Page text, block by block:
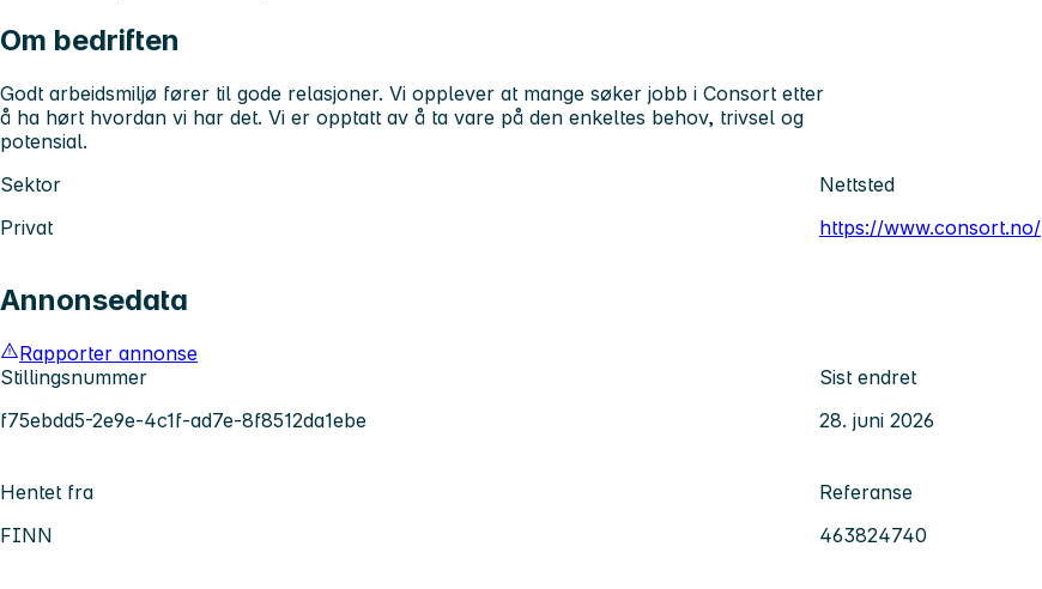
Om bedriften
Godt arbeidsmiljø fører til gode relasjoner. Vi opplever at mange søker jobb i Consort etter
å ha hørt hvordan vi har det. Vi er opptatt av å ta vare på den enkeltes behov, trivsel og
potensial.
Sektor
Privat
Nettsted
https://www.consort.no/
Annonsedata
Rapporter annonse
Stillingsnummer
f75ebdd5-2e9e-4c1f-ad7e-8f8512da1ebe
Sist endret
28. juni 2026
Hentet fra
FINN
Referanse
463824740